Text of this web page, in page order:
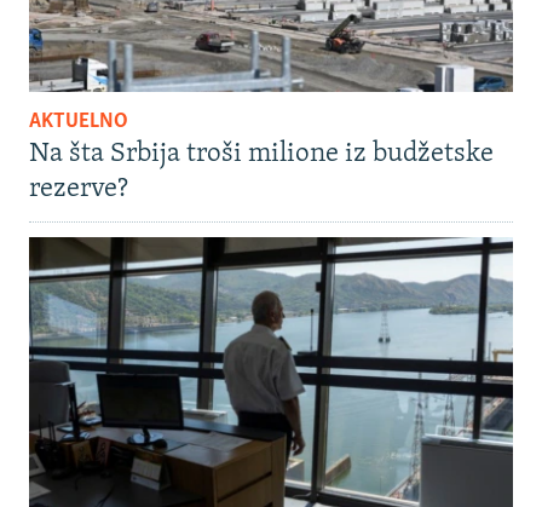
AKTUELNO
Na šta Srbija troši milione iz budžetske
rezerve?